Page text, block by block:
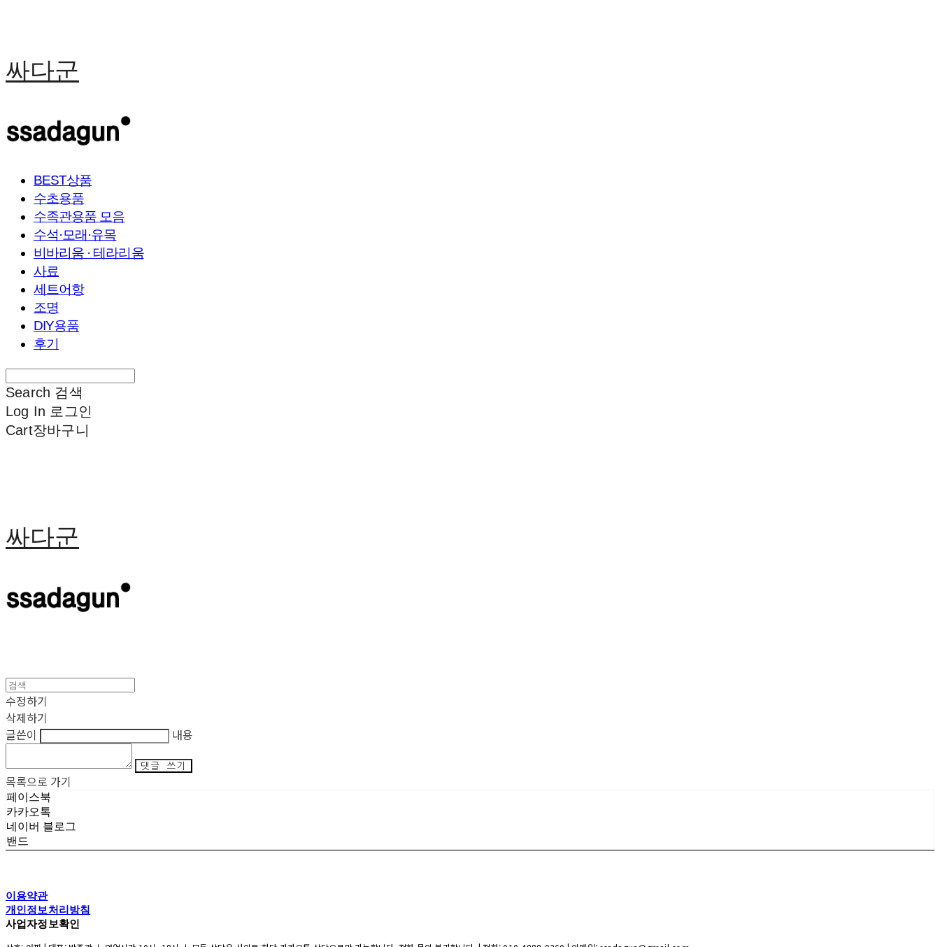
싸다군
BEST상품
수초용품
수족관용품 모음
수석·모래·유목
비바리움 · 테라리움
사료
세트어항
조명
DIY용품
후기
Search 검색
Log In 로그인
Cart장바구니
싸다군
수정하기
삭제하기
글쓴이
내용
댓글 쓰기
목록으로 가기
페이스북
카카오톡
네이버 블로그
밴드
이용약관
개인정보처리방침
사업자정보확인